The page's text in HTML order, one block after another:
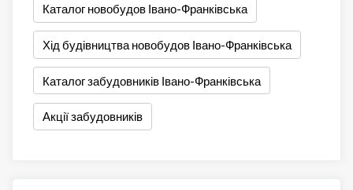
Каталог новобудов Івано-Франківська
Хід будівництва новобудов Івано-Франківська
Каталог забудовників Івано-Франківська
Акції забудовників